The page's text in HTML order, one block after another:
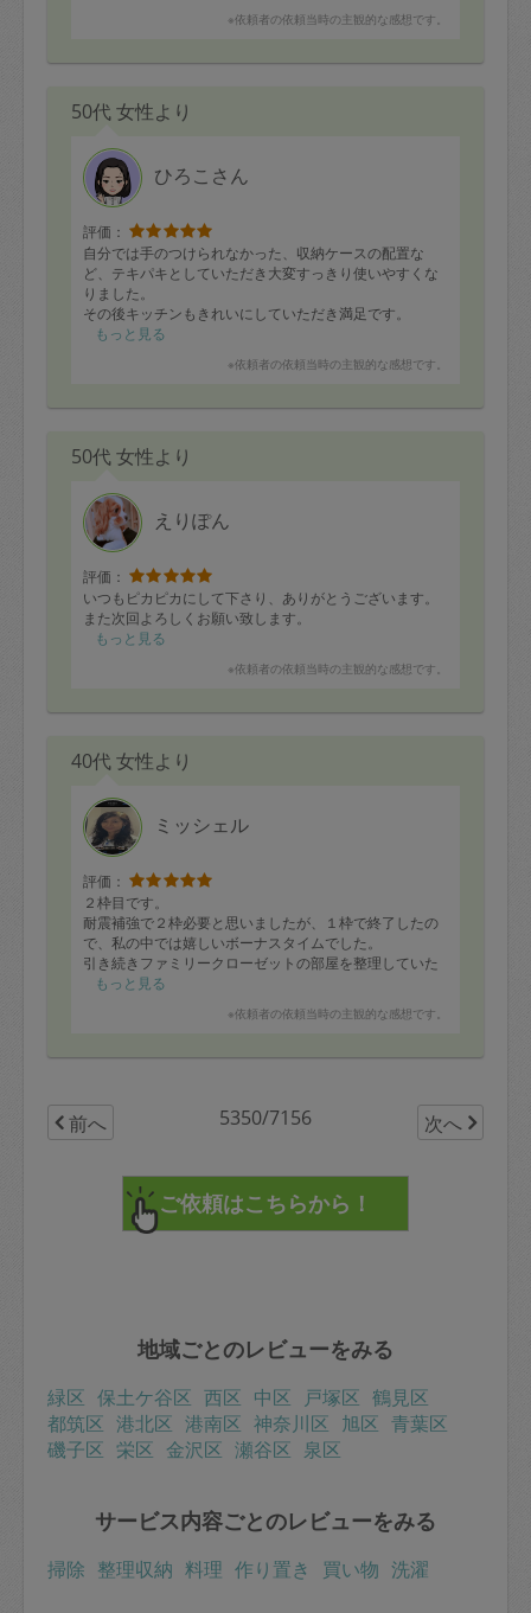
・豚汁
※依頼者の依頼当時の主観的な感想です。
50代 女性より
ひろこさん
評価：
自分では手のつけられなかった、収納ケースの配置な
ど、テキパキとしていただき大変すっきり使いやすくな
りました。
その後キッチンもきれいにしていただき満足です。
もっと見る
※依頼者の依頼当時の主観的な感想です。
50代 女性より
えりぽん
評価：
いつもピカピカにして下さり、ありがとうございます。
また次回よろしくお願い致します。
もっと見る
※依頼者の依頼当時の主観的な感想です。
40代 女性より
ミッシェル
評価：
２枠目です。
耐震補強で２枠必要と思いましたが、１枠で終了したの
で、私の中では嬉しいボーナスタイムでした。
引き続きファミリークローゼットの部屋を整理していた
だきました。
後、引き出しを開けてキレイー！と小躍りしていまし
しら…（困）
動線を踏まえた家具の配置や子どもの動きに合わせた安
全対策など、色々ご相談に乗っていただけたので助かり
数々のご家庭の経験や資格者としての知識をお持ちのミ
ッシェルさんにアドバイスいただけて、とても勉強にな
ります。
もっと見る
※依頼者の依頼当時の主観的な感想です。
前へ 5350/7156 次へ
地域ごとのレビューをみる
緑区 保土ケ谷区 西区 中区 戸塚区 鶴見区
都筑区 港北区 港南区 神奈川区 旭区 青葉区
磯子区 栄区 金沢区 瀬谷区 泉区
サービス内容ごとのレビューをみる
掃除 整理収納 料理 作り置き 買い物 洗濯